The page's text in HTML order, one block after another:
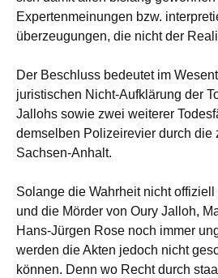
Expertenmeinungen bzw.
überzeugungen, die nicht der
Der Beschluss bedeutet im
juristischen Nicht-Aufklärung der
Jallohs sowie zwei weiterer
demselben Polizeirevier durch die
Sachsen-Anhalt.
Solange die Wahrheit nicht
und die Mörder von Oury Jalloh,
Hans-Jürgen Rose noch immer
werden die Akten jedoch nicht
können. Denn wo Recht durch